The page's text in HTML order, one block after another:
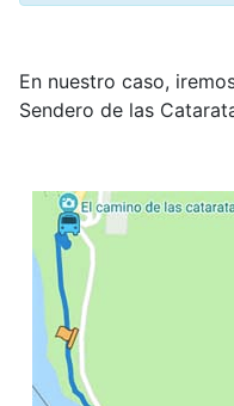
En nuestro caso,
Sendero de las